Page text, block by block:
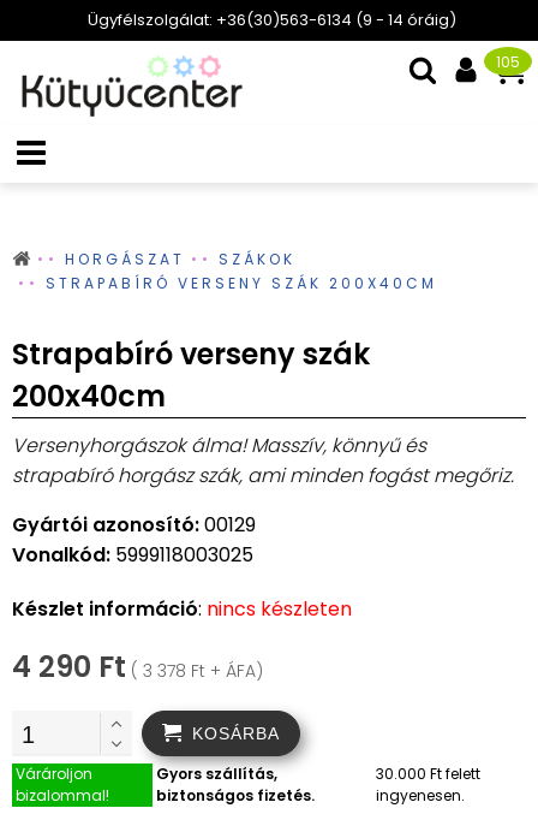
Ügyfélszolgálat: +36(30)563-6134 (9 - 14 óráig)
105
HORGÁSZAT
SZÁKOK
STRAPABÍRÓ VERSENY SZÁK 200X40CM
Strapabíró verseny szák
200x40cm
Versenyhorgászok álma! Masszív, könnyű és
strapabíró horgász szák, ami minden fogást megőriz.
Gyártói azonosító:00129
Vonalkód: 5999118003025
Készlet információ: nincs készleten
4 290 Ft ( 3 378 Ft + ÁFA)
KOSÁRBA
Várároljon
bizalommal!
Gyors szállítás,
biztonságos fizetés.
30.000 Ft felett
ingyenesen.